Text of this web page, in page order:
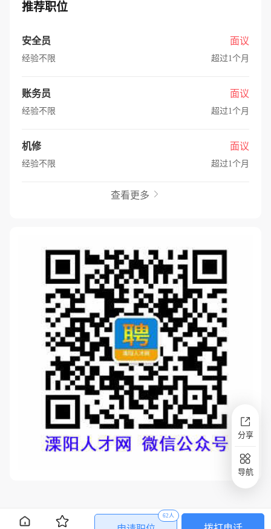
推荐职位
安全员 面议
经验不限 超过1个月
账务员 面议
经验不限 超过1个月
机修 面议
经验不限 超过1个月
查看更多 
62人
分享
导航